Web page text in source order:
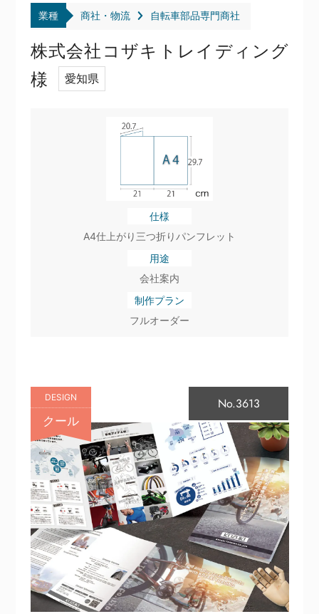
業種 商社・物流 自転車部品専門商社
株式会社コザキトレイディング
様
愛知県
仕様
A4仕上がり三つ折りパンフレット
用途
会社案内
制作プラン
フルオーダー
DESIGN
クール
No.3613